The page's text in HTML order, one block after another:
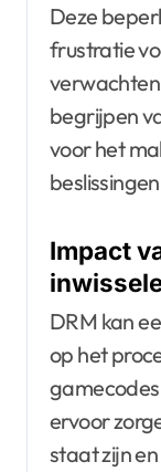
Deze
frustratie
begrijpen
voor het
Impact
DRM kan
op het
ervoor
staat zijn